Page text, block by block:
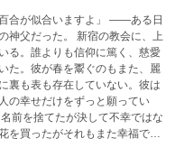
合が似合いますよ」 ――ある日
新宿の教会に、上
る。誰よりも信仰に篤く、慈愛
た。彼が春を鬻ぐのもまた、麗
裏も表も存在していない。彼は
の幸せだけをずっと願ってい
前を捨てたが決して不幸ではな
を買ったがそれもまた幸福であ
なにもない。異国の地に置いて